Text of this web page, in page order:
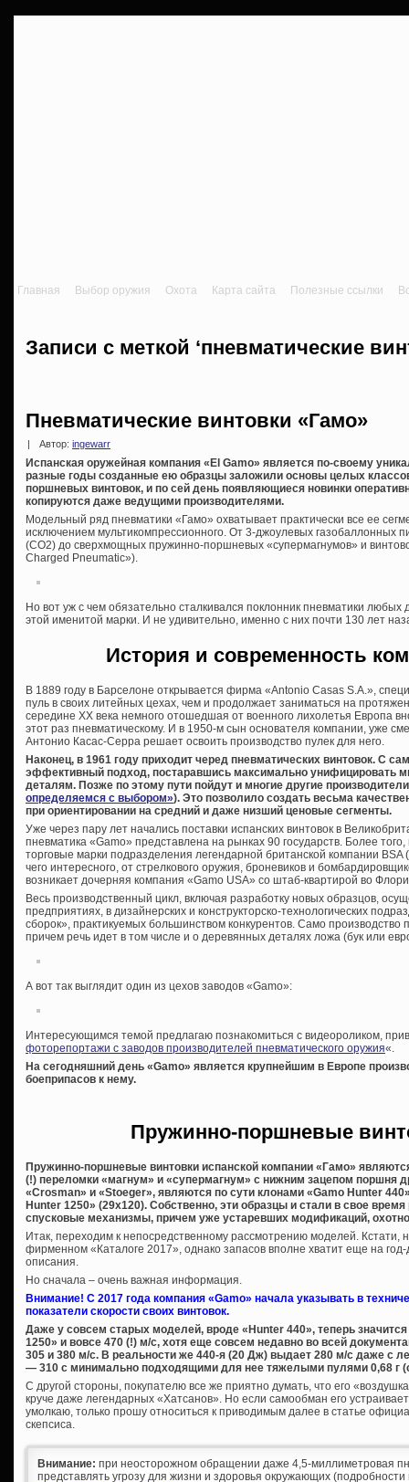
Главная Выбор оружия Охота Карта сайта Полезные ссылки
Записи с меткой ‘пневматические
Пневматические винтовки «Гамо»
Автор: ingewarr
Испанская оружейная компания «El Gamo» является по-своему
разные годы созданные ею образцы заложили основы целых
поршневых винтовок, и по сей день появляющиеся новинки
копируются даже ведущими производителями.
Модельный ряд пневматики «Гамо» охватывает практически все ее
исключением мультикомпрессионного. От 3-джоулевых газобаллонных
(CO2) до сверхмощных пружинно-поршневых «супермагнумов» и
Charged Pneumatic»).
Но вот уж с чем обязательно сталкивался поклонник пневматики любых
этой именитой марки. И не удивительно, именно с них почти 130 лет
История и современность
В 1889 году в Барселоне открывается фирма «Antonio Casas S.A.»,
пуль в своих литейных цехах, чем и продолжает заниматься на
середине XX века немного отошедшая от военного лихолетья Европа
этот раз пневматическому. И в 1950-м сын основателя компании, уже
Антонио Касас-Серра решает освоить производство пулек для него.
Наконец, в 1961 году приходит черед пневматических винтовок. С
эффективный подход, постаравшись максимально унифицировать
деталям. Позже по этому пути пойдут и многие другие
определяемся с выбором»). Это позволило создать весьма
при ориентировании на средний и даже низший ценовые сегменты.
Уже через пару лет начались поставки испанских винтовок в
пневматика «Gamo» представлена на рынках 90 государств. Более
торговые марки подразделения легендарной британской компании BSA
чего интересного, от стрелкового оружия, броневиков и
возникает дочерняя компания «Gamo USA» со штаб-квартирой во
Весь производственный цикл, включая разработку новых образцов,
предприятиях, в дизайнерских и конструкторско-технологических
сборок», практикуемых большинством конкурентов. Само производство
причем речь идет в том числе и о деревянных деталях ложа (бук или
А вот так выглядит один из цехов заводов «Gamo»:
Интересующимся темой предлагаю познакомиться с видеороликом,
фоторепортажи с заводов производителей пневматического оружия«.
На сегодняшний день «Gamo» является крупнейшим в Европе
боеприпасов к нему.
Пружинно-поршневые
Пружинно-поршневые винтовки испанской компании «Гамо»
(!) переломки «магнум» и «супермагнум» с нижним зацепом поршня
«Crosman» и «Stoeger», являются по сути клонами «Gamo Hunter
Hunter 1250» (29х120). Собственно, эти образцы и стали в свое
спусковые механизмы, причем уже устаревших модификаций, охотно
Итак, переходим к непосредственному рассмотрению моделей. Кстати,
фирменном «Каталоге 2017», однако запасов вполне хватит еще на
описания.
Но сначала – очень важная информация.
Внимание! С 2017 года компания «Gamo» начала указывать в
показатели скорости своих винтовок.
Даже у совсем старых моделей, вроде «Hunter 440», теперь
1250» и вовсе 470 (!) м/с, хотя еще совсем недавно во всей
305 и 380 м/с. В реальности же 440-я (20 Дж) выдает 280 м/с даже с
— 310 с минимально подходящими для нее тяжелыми пулями 0,68 г
С другой стороны, покупателю все же приятно думать, что его
круче даже легендарных «Хатсанов». Но если самообман его
умолкаю, только прошу относиться к приводимым далее в статье
скепсиса.
Внимание: при неосторожном обращении даже 4,5-миллиметровая
представлять угрозу для жизни и здоровья окружающих (подробности